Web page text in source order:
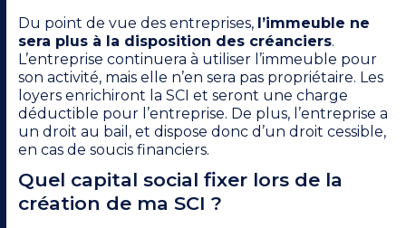
Du point de vue des entreprises, l’immeuble ne
sera plus à la disposition des créanciers.
L’entreprise continuera à utiliser l’immeuble pour
son activité, mais elle n’en sera pas propriétaire. Les
loyers enrichiront la SCI et seront une charge
déductible pour l’entreprise. De plus, l’entreprise a
un droit au bail, et dispose donc d’un droit cessible,
en cas de soucis financiers.
Quel capital social fixer lors de la
création de ma SCI ?